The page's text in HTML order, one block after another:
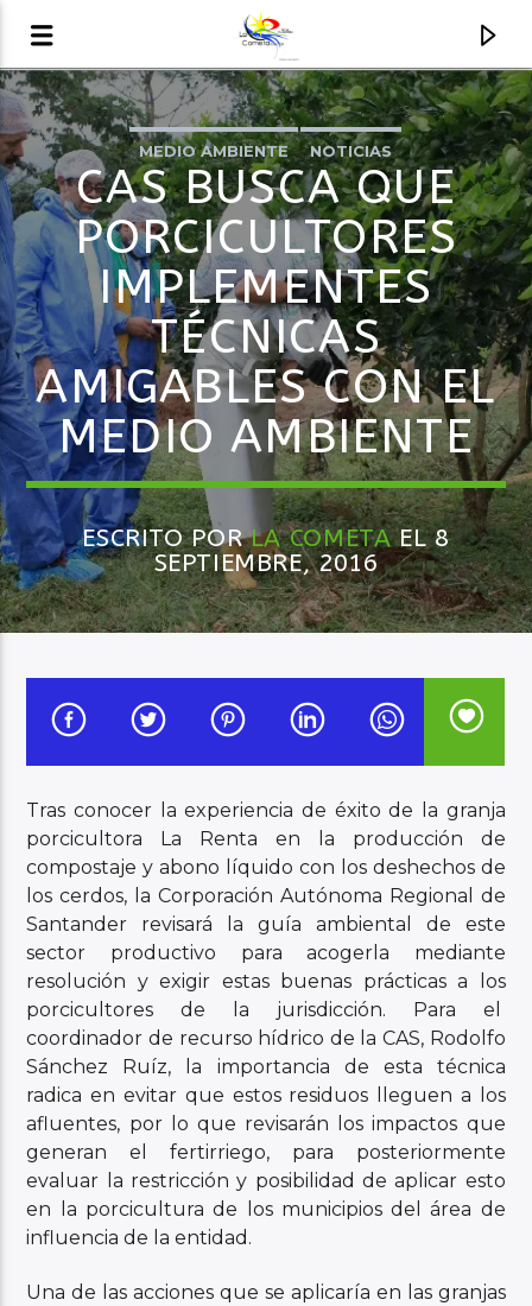
AUDIO EN VIVO
LA COMETA, SEÑALES A CIELO ABIERTO
Audio en Vivo
MEDIO AMBIENTE NOTICIAS
CAS BUSCA QUE
PORCICULTORES
IMPLEMENTES
TÉCNICAS
AMIGABLES CON EL
MEDIO AMBIENTE
ESCRITO PORLA COMETAEL 8
SEPTIEMBRE, 2016
Tras conocer la experiencia de éxito de la granja
porcicultora La Renta en la producción de
compostaje y abono líquido con los deshechos de
los cerdos, la Corporación Autónoma Regional de
Santander revisará la guía ambiental de este
sector productivo para acogerla mediante
resolución y exigir estas buenas prácticas a los
porcicultores de la jurisdicción. Para el
coordinador de recurso hídrico de la CAS, Rodolfo
Sánchez Ruíz, la importancia de esta técnica
radica en evitar que estos residuos lleguen a los
afluentes, por lo que revisarán los impactos que
generan el fertirriego, para posteriormente
evaluar la restricción y posibilidad de aplicar esto
en la porcicultura de los municipios del área de
influencia de la entidad.
Una de las acciones que se aplicaría en las granjas